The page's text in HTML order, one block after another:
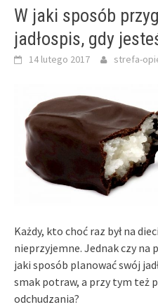
W jaki sposób
jadłospis, gdy
14 lutego 2017 strefa-
Każdy, kto choć raz był na
nieprzyjemne. Jednak czy na
jaki sposób planować swój
smak potraw, a przy tym też
odchudzania?